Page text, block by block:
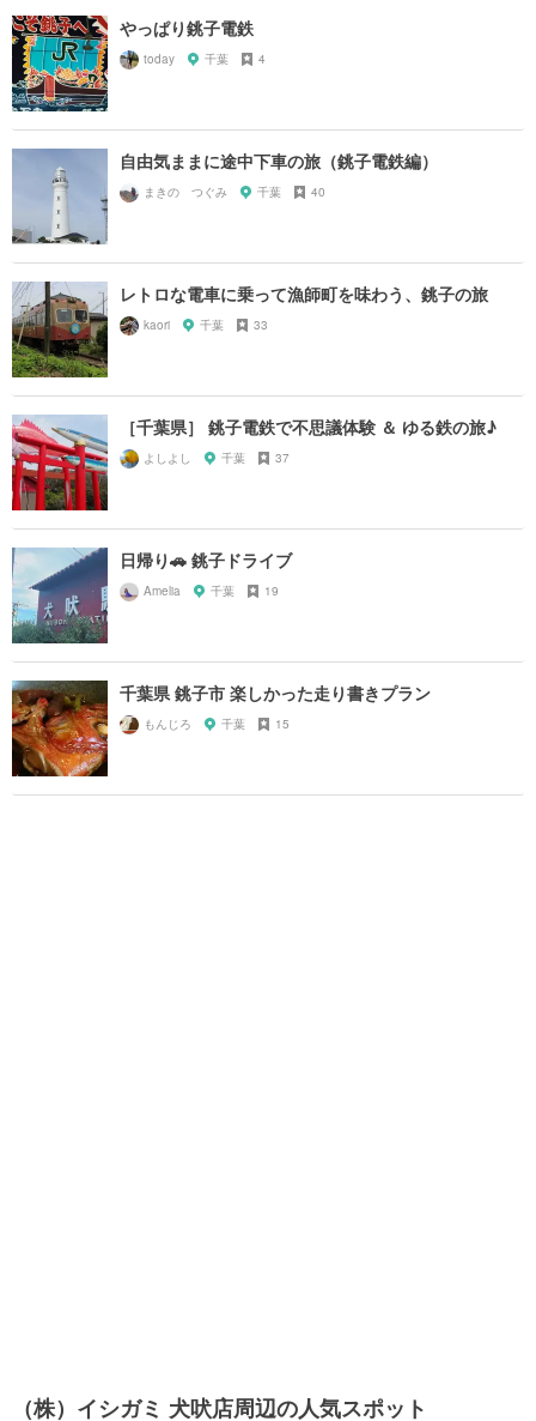
やっぱり銚子電鉄
today 千葉 4
自由気ままに途中下車の旅（銚子電鉄編）
まきの つぐみ 千葉 40
レトロな電車に乗って漁師町を味わう、銚子の旅
kaori 千葉 33
［千葉県］ 銚子電鉄で不思議体験 ＆ ゆる鉄の旅♪
よしよし 千葉 37
日帰り🚗 銚子ドライブ
Amelia 千葉 19
千葉県 銚子市 楽しかった走り書きプラン
もんじろ 千葉 15
（株）イシガミ 犬吠店周辺の人気スポット